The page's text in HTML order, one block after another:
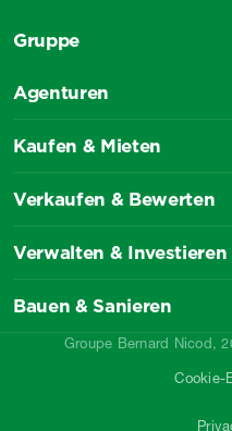
Gruppe
Agenturen
Kaufen & Mieten
Verkaufen & Bewerten
Verwalten & Investieren
Bauen & Sanieren
Groupe Bernard Nicod,
Cookie-